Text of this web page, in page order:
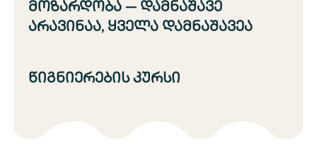
მოზარდობა — დამნაშავე
არავინაა, ყველა დამნაშავეა
წიგნიერების კურსი